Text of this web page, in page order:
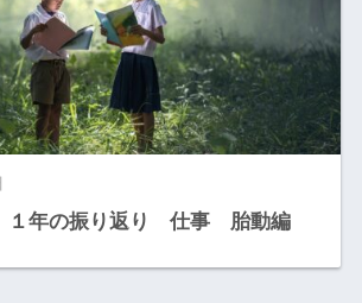
１年の振り返り 仕事 胎動編